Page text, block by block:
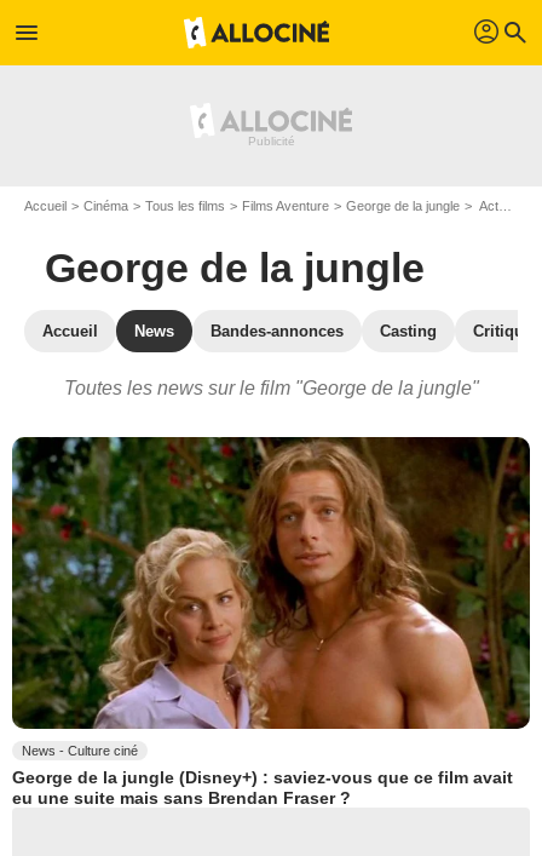
menu profil search
Accueil Cinéma Tous les films Films Aventure George de la jungle Actualités George de la jungle
George de la jungle
Accueil News Bandes-annonces Casting
Toutes les news sur le film "George de la jungle"
News - Culture ciné
George de la jungle (Disney+) : saviez-vous que ce film avait
eu une suite mais sans Brendan Fraser ?